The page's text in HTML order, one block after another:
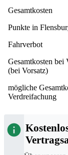
Gesamtkosten
Punkte in
Fahrverbot
Gesamtkosten bei
(bei Vorsatz)
mögliche
Verdreifachung